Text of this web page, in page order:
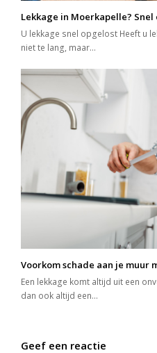
Lekkage in Moerkapelle? Snel
U lekkage snel opgelost Heeft u
niet te lang, maar…
Voorkom schade aan je muur
Een lekkage komt altijd uit een
dan ook altijd een…
Geef een reactie